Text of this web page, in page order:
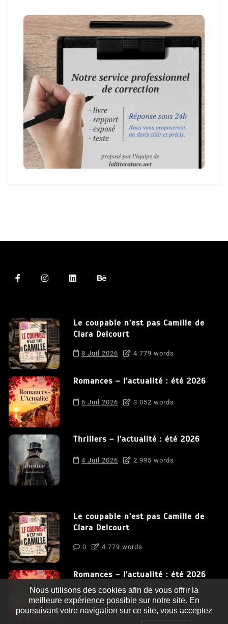
Le coupable n’est pas Camille de
Clara Delcourt
8 Juil 2026 4 779 words
Romances – l’actualité : été 2026
6 Juil 2026 3 052 words
Thrillers – l’actualité : été 2026
4 Juil 2026 2 995 words
Le coupable n’est pas Camille de
Clara Delcourt
0 4 779 words
Romances – l’actualité : été 2026
0 3 052 words
Nous utilisons des cookies afin de vous offrir la
meilleure expérience possible sur notre site. En
poursuivant votre navigation sur ce site, vous acceptez